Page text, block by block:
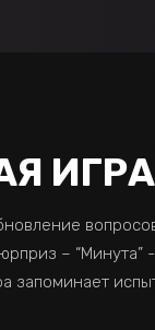
–
запоминает